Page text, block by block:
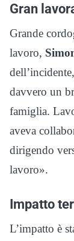
Gran
Grande
lavoro,
davvero un
famiglia.
aveva
dirigendo
lavoro».
Impatto
L’impatto è